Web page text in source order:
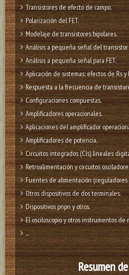
Transistores de efecto de campo.
Polarización del FET.
Modelaje de transistores bipolares.
Análisis a pequeña señal del transistor
Análisis a pequeña señal para FET.
Aplicación de sistemas: efectos de Rs y
Respuesta a la frecuencia de
Configuraciones compuestas.
Amplificadores operacionales.
Aplicaciones del amplificador
Amplificadores de potencia.
Circuitos integrados (CIs) lineales
Retroalimentación y circuitos
Fuentes de alimentación (reguladores
Otros dispositivos de dos terminales.
Dispositivos pnpn y otros.
El osciloscopio y otros instrumentos de
...
Resumen